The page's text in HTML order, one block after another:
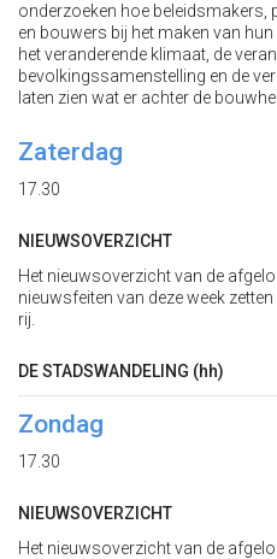
onderzoeken hoe
en bouwers bij het maken van
het veranderende klimaat, de
bevolkingssamenstelling en de
laten zien wat er achter de
Zaterdag
17.30
NIEUWSOVERZICHT
Het nieuwsoverzicht van de
nieuwsfeiten van deze week
rij.
DE STADSWANDELING (hh)
Zondag
17.30
NIEUWSOVERZICHT
Het nieuwsoverzicht van de